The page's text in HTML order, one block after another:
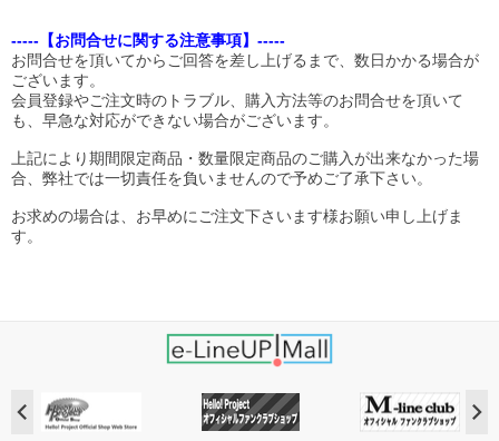
-----【お問合せに関する注意事項】-----
お問合せを頂いてからご回答を差し上げるまで、数日かかる場合が
ございます。
会員登録やご注文時のトラブル、購入方法等のお問合せを頂いて
も、早急な対応ができない場合がございます。
上記により期間限定商品・数量限定商品のご購入が出来なかった場
合、弊社では一切責任を負いませんので予めご了承下さい。
お求めの場合は、お早めにご注文下さいます様お願い申し上げま
す。